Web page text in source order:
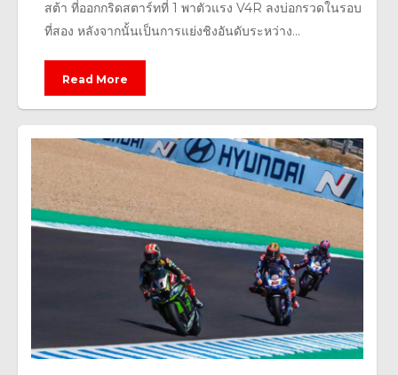
สต้า ที่ออกกริดสตาร์ทที่ 1 พาตัวแรง V4R ลงบ่อกรวดในรอบ
ที่สอง หลังจากนั้นเป็นการแย่งชิงอันดับระหว่าง...
Read More